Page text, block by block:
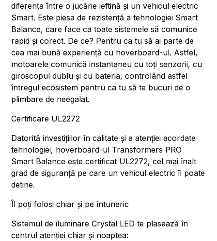
diferența între o jucărie ieftină și un vehicul electric
Smart. Este piesa de rezistență a tehnologiei Smart
Balance, care face ca toate sistemele să comunice
rapid și corect. De ce? Pentru ca tu să ai parte de
cea mai bună experiență cu hoverboard-ul. Astfel,
motoarele comunică instantaneu cu toți senzorii, cu
giroscopul dublu și cu bateria, controlând astfel
întregul ecosistem pentru ca tu să te bucuri de o
plimbare de neegalat.
Certificare UL2272
Datorită investițiilor în calitate și a atenției acordate
tehnologiei, hoverboard-ul Transformers PRO
Smart Balance este certificat UL2272, cel mai înalt
grad de siguranță pe care un vehicul electric îl poate
detine.
Îl poți folosi chiar și pe întuneric
Sistemul de iluminare Crystal LED te plasează în
centrul atenției chiar și noaptea: